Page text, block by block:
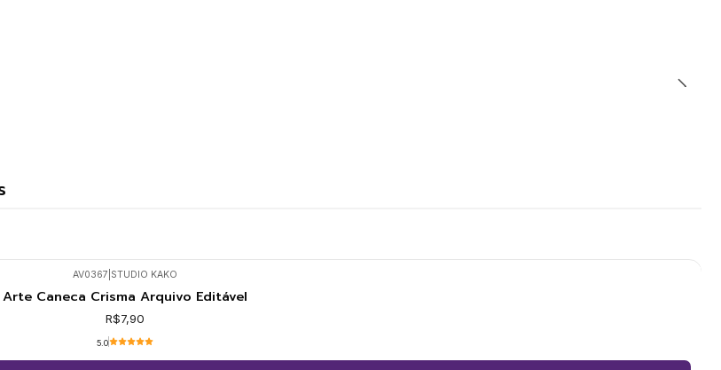
AV0367 STUDIO KAKO
Arte Caneca Crisma Arquivo Editável
R$7,90
5.0